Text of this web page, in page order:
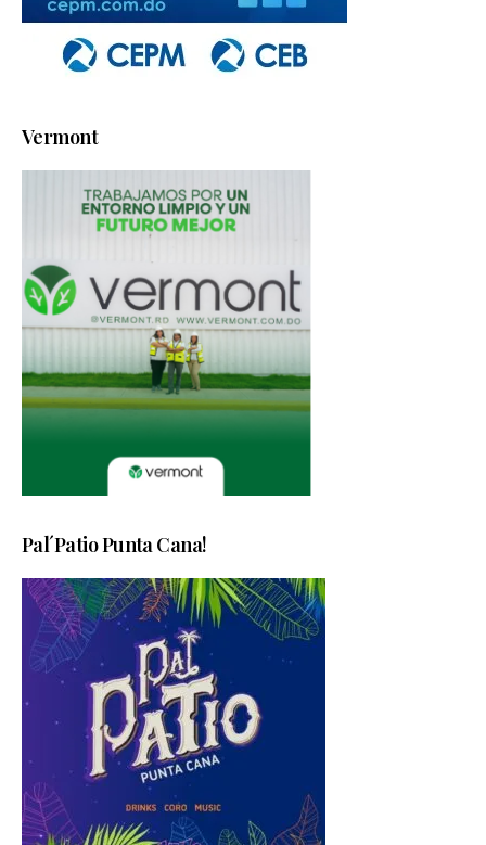
Vermont
Pal´Patio Punta Cana!